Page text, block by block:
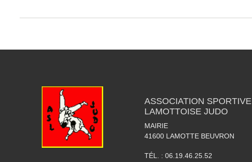
ASSOCIATION SPORTIVE
LAMOTTOISE JUDO
MAIRIE
41600 LAMOTTE BEUVRON
TÉL. : 06.19.46.25.52